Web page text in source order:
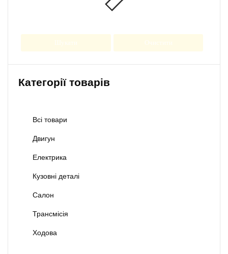
Шукати Очистити
Категорії товарів
Всі товари
Двигун
Електрика
Кузовні деталі
Салон
Трансмісія
Ходова